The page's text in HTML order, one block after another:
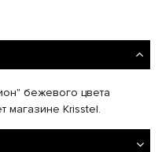
бежевого цвета
магазине Krisstel.